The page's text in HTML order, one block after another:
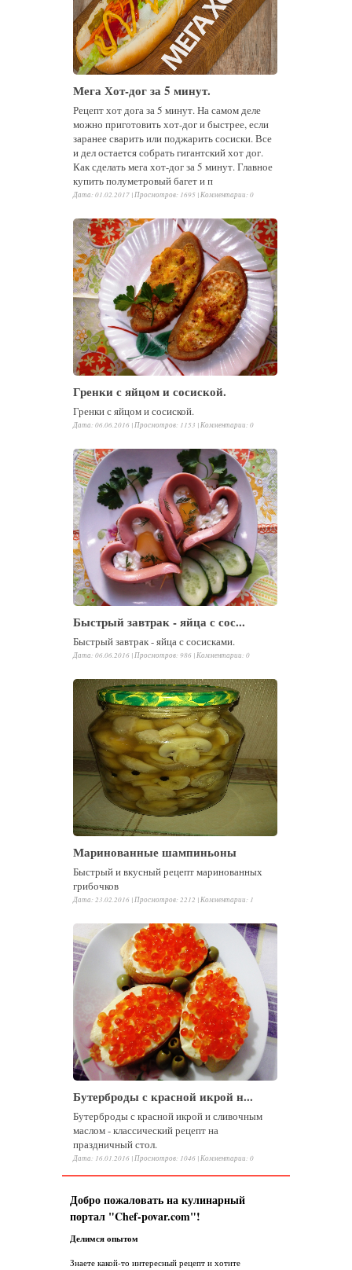
Мега Хот-дог за 5 минут.
Рецепт хот дога за 5 минут. На самом деле
можно приготовить хот-дог и быстрее, если
заранее сварить или поджарить сосиски. Все
и дел остается собрать гигантский хот дог.
Как сделать мега хот-дог за 5 минут. Главное
купить полуметровый багет и п
Дата: 01.02.2017 | Просмотров: 1695 | Комментарии: 0
Гренки с яйцом и сосиской.
Гренки с яйцом и сосиской.
Дата: 06.06.2016 | Просмотров: 1153 | Комментарии: 0
Быстрый завтрак - яйца с сос...
Быстрый завтрак - яйца с сосисками.
Дата: 06.06.2016 | Просмотров: 986 | Комментарии: 0
Маринованные шампиньоны
Быстрый и вкусный рецепт маринованных
грибочков
Дата: 23.02.2016 | Просмотров: 2212 | Комментарии: 1
Бутерброды с красной икрой н...
Бутерброды с красной икрой и сливочным
маслом - классический рецепт на
праздничный стол.
Дата: 16.01.2016 | Просмотров: 1046 | Комментарии: 0
Добро пожаловать на кулинарный
портал "Chef-povar.com"!
Делимся опытом
Знаете какой-то интересный рецепт и хотите